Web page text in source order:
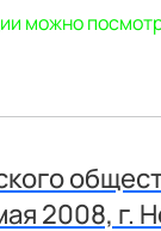
можно
2008, г.